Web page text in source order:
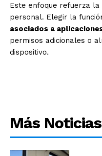
Este enfoque refuerza
personal. Elegir la
asociados a
permisos adicionales o
dispositivo.
Más Noticias